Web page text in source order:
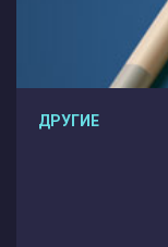
ДРУГИЕ